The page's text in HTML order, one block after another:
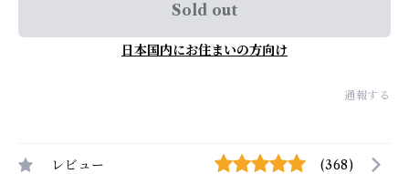
Sold out
日本国内にお住まいの方向け
通報する
レビュー (368)